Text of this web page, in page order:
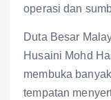
operasi dan
Duta Besar
Husaini Mohd
membuka
tempatan